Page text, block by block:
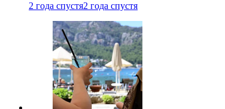
2 года спустя2 года спустя